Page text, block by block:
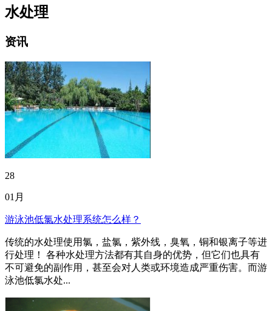
水处理
资讯
28
01月
游泳池低氯水处理系统怎么样？
传统的水处理使用氯，盐氯，紫外线，臭氧，铜和银离子等进
行处理！ 各种水处理方法都有其自身的优势，但它们也具有
不可避免的副作用，甚至会对人类或环境造成严重伤害。而游
泳池低氯水处...